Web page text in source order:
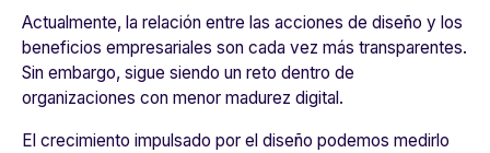
Actualmente, la relación entre las acciones de diseño y los
beneficios empresariales son cada vez más transparentes.
Sin embargo, sigue siendo un reto dentro de
organizaciones con menor madurez digital.
El crecimiento impulsado por el diseño podemos medirlo